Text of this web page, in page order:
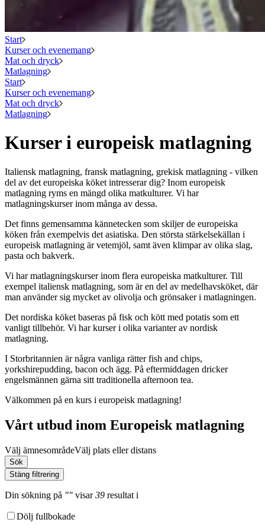
Start
Kurser och evenemang
Mat och dryck
Matlagning
Start
Kurser och evenemang
Mat och dryck
Matlagning
Kurser i europeisk matlagning
Italiensk matlagning, fransk matlagning, grekisk matlagning - vilken
del av det europeiska köket intresserar dig? Inom europeisk
matlagning ryms en mängd olika matkulturer. Vi har
matlagningskurser inom många av dessa.
Det finns gemensamma kännetecken som skiljer de europeiska
köken från exempelvis det asiatiska. Den största stärkelsekällan i
europeisk matlagning är vetemjöl, samt även klimpar av olika slag,
pasta och bakverk.
Vi har matlagningskurser inom flera europeiska matkulturer. Till
exempel italiensk matlagning, som är en del av medelhavsköket, där
man använder sig mycket av olivolja och grönsaker i matlagningen.
Det nordiska köket baseras på fisk och kött med potatis som ett
vanligt tillbehör. Vi har kurser i olika varianter av nordisk
matlagning.
I Storbritannien är några vanliga rätter fish and chips,
yorkshirepudding, bacon och ägg. På eftermiddagen dricker
engelsmännen gärna sitt traditionella afternoon tea.
Välkommen på en kurs i europeisk matlagning!
Vårt utbud inom Europeisk matlagning
Välj ämnesområdeVälj plats eller distans
Sök
Stäng filtrering
Din sökning på "" visar39 resultat i
Dölj fullbokade